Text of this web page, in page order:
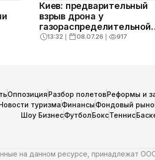
Киев: предварительный
взрыв дрона у
газораспределительной
станции — риски и
13:32 ❘ 08.07.26 ❘ 917
ОппозицияРазбор полетовРеформы и
туризмаФинансыФондовый
Шоу БизнесФутболБоксТеннис
на данном ресурсе, принадлежат